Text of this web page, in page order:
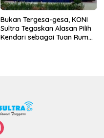
Bukan Tergesa-gesa, KONI
Sultra Tegaskan Alasan Pilih
Kendari sebagai Tuan Rumah